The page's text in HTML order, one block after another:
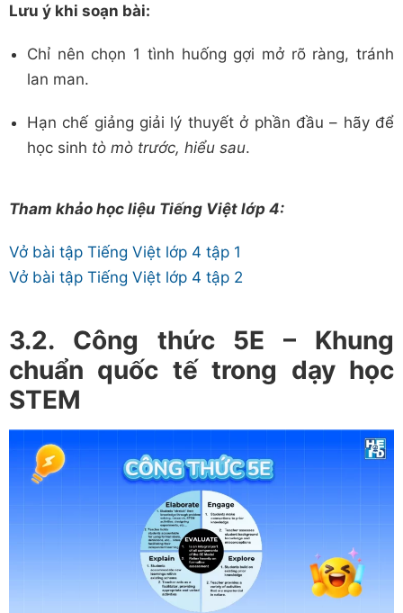
Lưu ý khi soạn bài:
Chỉ nên chọn 1 tình huống gợi mở rõ ràng, tránh
lan man.
Hạn chế giảng giải lý thuyết ở phần đầu – hãy để
học sinh tò mò trước, hiểu sau.
Tham khảo học liệu Tiếng Việt lớp 4:
Vở bài tập Tiếng Việt lớp 4 tập 1
Vở bài tập Tiếng Việt lớp 4 tập 2
3.2. Công thức 5E – Khung
chuẩn quốc tế trong dạy học
STEM